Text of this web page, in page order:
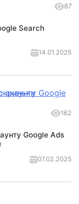
87
Search
14.01.2025
162
Google Ads
07.02.2025